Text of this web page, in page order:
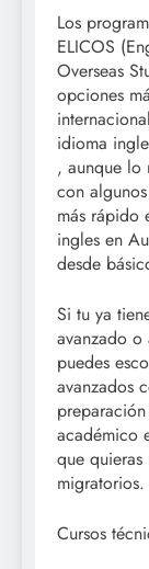
Los
ELICOS
Overseas
opciones
idioma
, aunque lo
con
más rápido
ingles en
desde
Si tu ya
avanzado o
puedes
avanzados
académico
que
migratorios.
Cursos